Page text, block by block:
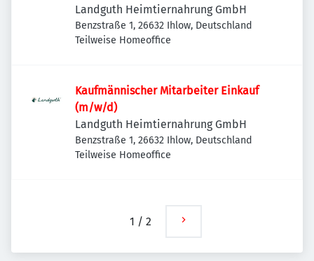
Landguth Heimtiernahrung GmbH
Benzstraße 1, 26632 Ihlow, Deutschland
Teilweise Homeoffice
Kaufmännischer Mitarbeiter Einkauf
(m/w/d)
Landguth Heimtiernahrung GmbH
Benzstraße 1, 26632 Ihlow, Deutschland
Teilweise Homeoffice
1 / 2